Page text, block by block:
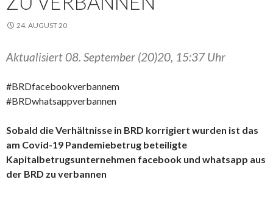
24. AUGUST 20
Aktualisiert 08. September (20)20, 15:37 Uhr
#BRDfacebookverbannem
#BRDwhatsappverbannen
Sobald die Verhältnisse in BRD korrigiert wurden ist das
am Covid-19 Pandemiebetrug beteiligte
Kapitalbetrugsunternehmen facebook und whatsapp aus
der BRD zu verbannen